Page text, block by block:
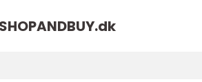
SHOPANDBUY.dk